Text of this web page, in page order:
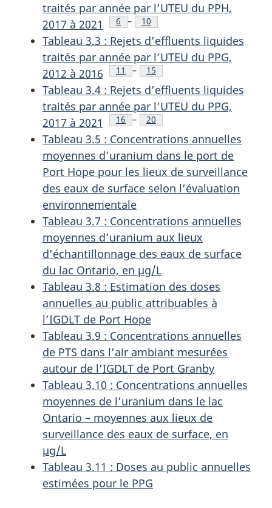
traités par année par l’UTEU du PPH,
2017 à 2021
Note de bas de page
6 – Note de bas de page
10
Tableau 3.3 : Rejets d’effluents liquides
traités par année par l’UTEU du PPG,
2012 à 2016
Note de bas de page
11 – Note de bas de page
15
Tableau 3.4 : Rejets d’effluents liquides
traités par année par l’UTEU du PPG,
2017 à 2021
Note de bas de page
16 – Note de bas de page
20
Tableau 3.5 : Concentrations annuelles
moyennes d’uranium dans le port de
Port Hope pour les lieux de surveillance
des eaux de surface selon l’évaluation
environnementale
Tableau 3.7 : Concentrations annuelles
moyennes d’uranium aux lieux
d’échantillonnage des eaux de surface
du lac Ontario, en µg/L
Tableau 3.8 : Estimation des doses
annuelles au public attribuables à
l’IGDLT de Port Hope
Tableau 3.9 : Concentrations annuelles
de PTS dans l’air ambiant mesurées
autour de l’IGDLT de Port Granby
Tableau 3.10 : Concentrations annuelles
moyennes de l’uranium dans le lac
Ontario – moyennes aux lieux de
surveillance des eaux de surface, en
µg/L
Tableau 3.11 : Doses au public annuelles
estimées pour le PPG